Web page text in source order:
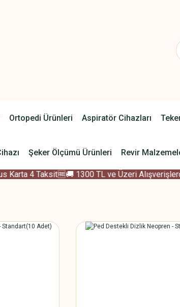
Ortopedi Ürünleri Aspiratör Cihazları
Şeker Ölçümü Ürünleri Revir
4 Taksit🆓🚚 1300 TL ve Üzeri